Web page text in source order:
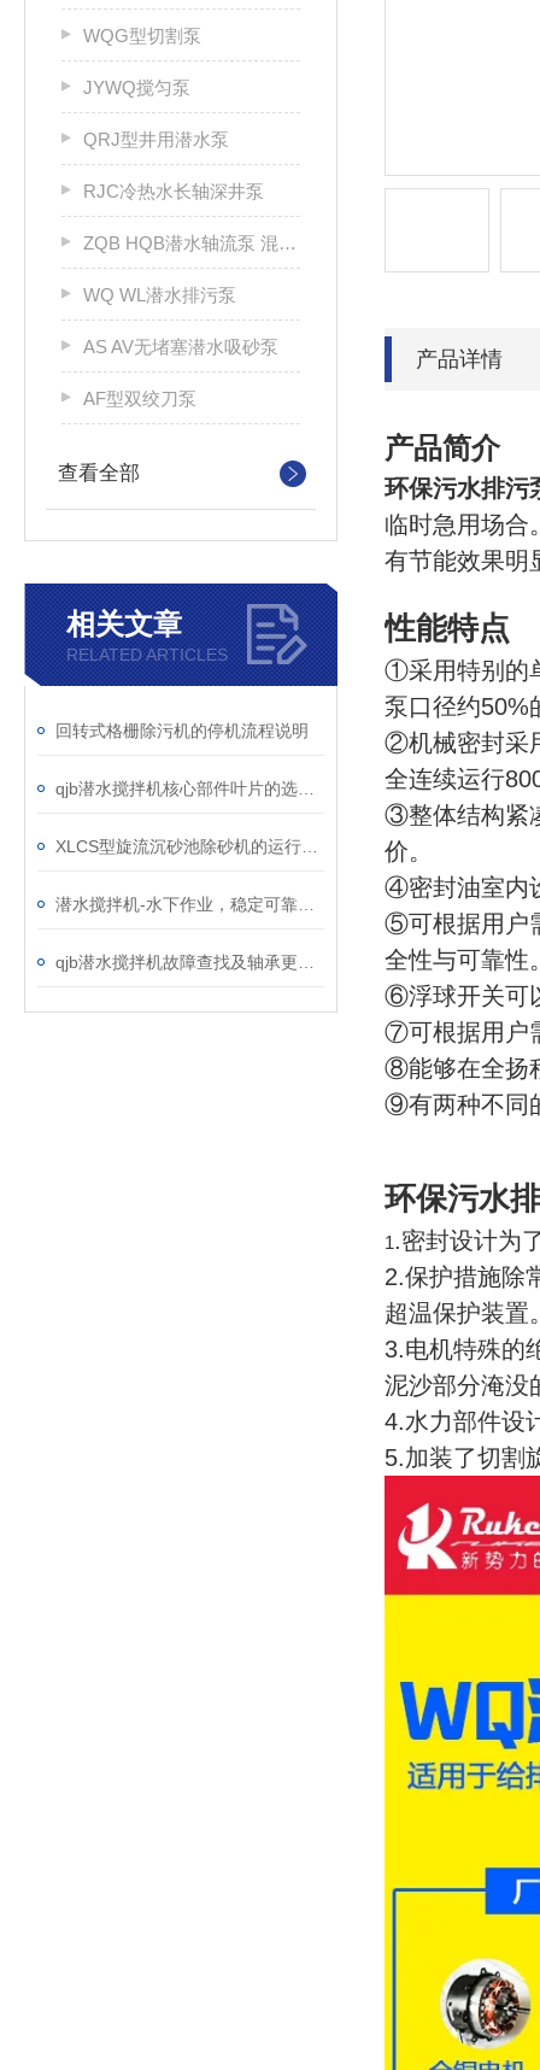
WQG型切割泵
JYWQ搅匀泵
QRJ型井用潜水泵
RJC冷热水长轴深井泵
ZQB HQB潜水轴流泵 混流泵
WQ WL潜水排污泵
AS AV无堵塞潜水吸砂泵
AF型双绞刀泵
查看全部
相关文章
RELATED ARTICLES
回转式格栅除污机的停机流程说明
产品详情
产品简介
环保污水排污
临时急用场合
有节能效果明
性能特点
①采用特别的
泵口径约50%
②机械密封采
全连续运行
③整体结构紧
价。
④密封油室内
⑤可根据用户
全性与可靠性
⑥浮球开关可
⑦可根据用户
⑧能够在全扬
⑨有两种不同
环保污水
1.密封设计为
2.保护措施除
超温保护装置
3.电机特殊的
泥沙部分淹没
4.水力部件设
5.加装了切割